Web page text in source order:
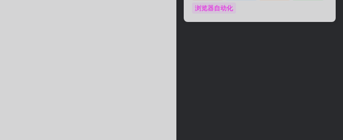
浏览器自动化